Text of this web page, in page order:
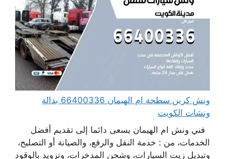
ونش كرين سطحة ام الهيمان 66400336 بدالة
ونشات الكويت
فني ونش ام الهيمان يسعى دائما إلى تقديم أفضل
الخدمات، من : خدمة النقل والرفع، والصيانة أو التصليح،
وتبديل زيت السيارات، وشحن المدخرات، وتزويد بالوقود